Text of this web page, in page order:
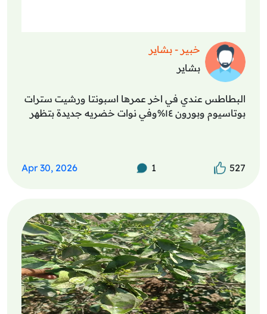
خبير - بشاير
بشاير
البطاطس عندي في اخر عمرها اسبونتا ورشيت سترات
بوتاسيوم وبورون ١٤%وفي نوات خضريه جديدة بتظهر
527
1
Apr 30, 2026